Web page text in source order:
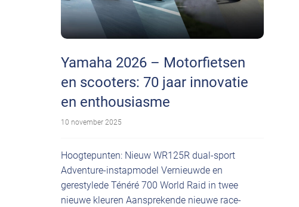
Yamaha 2026 – Motorfietsen
en scooters: 70 jaar innovatie
en enthousiasme
10 november 2025
Hoogtepunten: Nieuw WR125R dual-sport
Adventure-instapmodel Vernieuwde en
gerestylede Ténéré 700 World Raid in twee
nieuwe kleuren Aansprekende nieuwe race-